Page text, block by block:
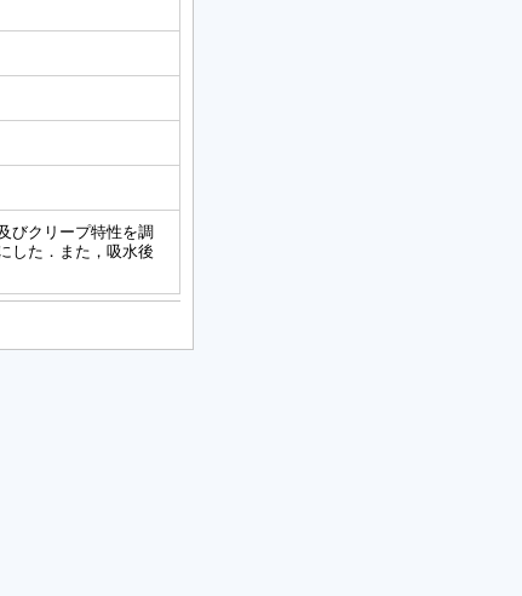
びクリープ特性を調
した．また，吸水後